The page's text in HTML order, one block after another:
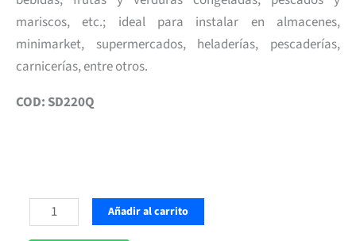
mariscos, etc.; ideal para instalar en almacenes,
minimarket, supermercados, heladerías, pescaderías,
carnicerías, entre otros.
COD: SD220Q
Congelador
163
Añadir al carrito